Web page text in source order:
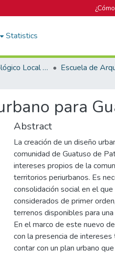
Statistics
Campus Tecnológico Local San José
para
Abstract
La creación de un diseño
comunidad de Guatuso de
intereses propios de la
territorios periurbanos. Es
consolidación social en el
considerados de primer
terrenos disponibles para
En el marco de este nuevo
con la presencia de
contar con un plan urbano